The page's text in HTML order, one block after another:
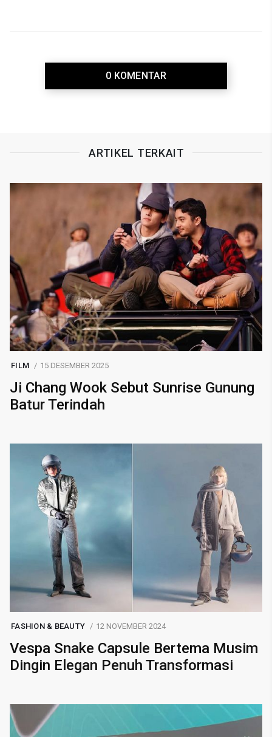
0 KOMENTAR
ARTIKEL TERKAIT
FILM 15 DESEMBER 2025
Ji Chang Wook Sebut Sunrise Gunung
Batur Terindah
FASHION & BEAUTY 12 NOVEMBER 2024
Vespa Snake Capsule Bertema Musim
Dingin Elegan Penuh Transformasi